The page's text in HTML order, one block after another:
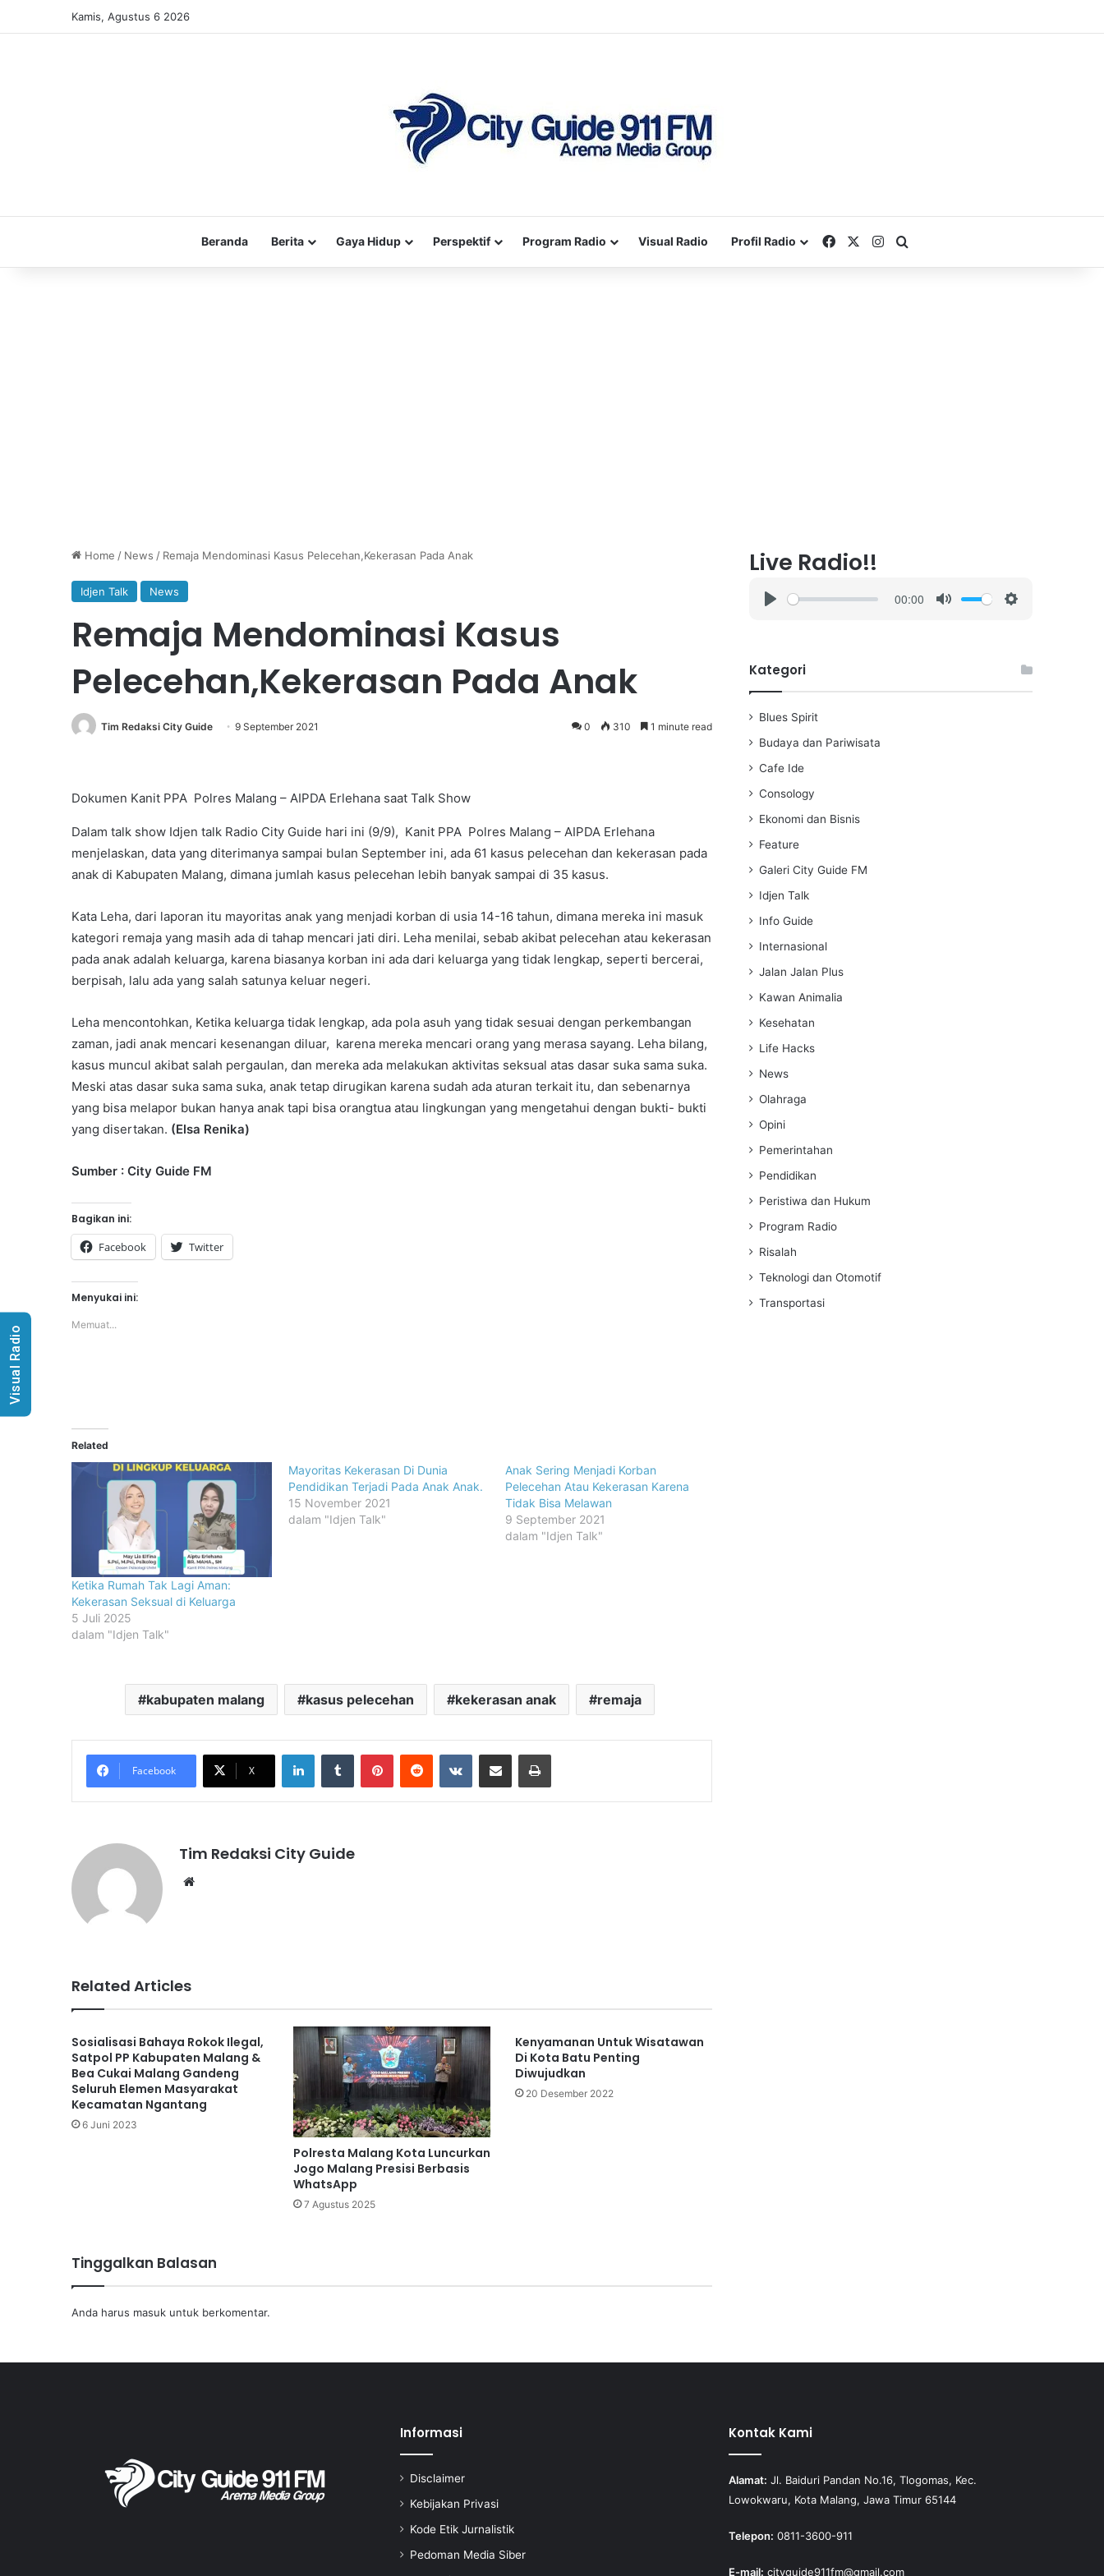
Kamis, Agustus 6 2026
Beranda Berita Gaya Hidup Perspektif Program Radio Visual Radio Profil Radio FacebookInstagram
Home / News / Remaja Mendominasi Kasus Pelecehan,Kekerasan Pada Anak
Idjen Talk News
Remaja Mendominasi Kasus
Pelecehan,Kekerasan Pada Anak
Tim Redaksi City Guide 9 September 2021 0 310 1 minute read
Dokumen Kanit PPA Polres Malang – AIPDA Erlehana saat Talk Show
Dalam talk show Idjen talk Radio City Guide hari ini (9/9), Kanit PPA Polres Malang – AIPDA Erlehana
menjelaskan, data yang diterimanya sampai bulan September ini, ada 61 kasus pelecehan dan kekerasan pada
anak di Kabupaten Malang, dimana jumlah kasus pelecehan lebih banyak sampai di 35 kasus.
Kata Leha, dari laporan itu mayoritas anak yang menjadi korban di usia 14-16 tahun, dimana mereka ini masuk
kategori remaja yang masih ada di tahap mencari jati diri. Leha menilai, sebab akibat pelecehan atau kekerasan
pada anak adalah keluarga, karena biasanya korban ini ada dari keluarga yang tidak lengkap, seperti bercerai,
berpisah, lalu ada yang salah satunya keluar negeri.
Leha mencontohkan, Ketika keluarga tidak lengkap, ada pola asuh yang tidak sesuai dengan perkembangan
zaman, jadi anak mencari kesenangan diluar, karena mereka mencari orang yang merasa sayang. Leha bilang,
kasus muncul akibat salah pergaulan, dan mereka ada melakukan aktivitas seksual atas dasar suka sama suka.
Meski atas dasar suka sama suka, anak tetap dirugikan karena sudah ada aturan terkait itu, dan sebenarnya
yang bisa melapor bukan hanya anak tapi bisa orangtua atau lingkungan yang mengetahui dengan bukti- bukti
yang disertakan. (Elsa Renika)
Sumber : City Guide FM
Bagikan ini:
Facebook Twitter
Menyukai ini:
Memuat...
Related
Ketika Rumah Tak Lagi Aman:
Kekerasan Seksual di Keluarga
5 Juli 2025
dalam "Idjen Talk"
Mayoritas Kekerasan Di Dunia
Pendidikan Terjadi Pada Anak Anak.
15 November 2021
dalam "Idjen Talk"
Anak Sering Menjadi Korban
Pelecehan Atau Kekerasan Karena
Tidak Bisa Melawan
9 September 2021
dalam "Idjen Talk"
kabupaten malang kasus pelecehan kekerasan anak remaja
Facebook X
LinkedInTumblr PinterestReddit VKontakteShare via Email Print
Tim Redaksi City Guide
Related Articles
Sosialisasi Bahaya Rokok Ilegal,
Satpol PP Kabupaten Malang &
Bea Cukai Malang Gandeng
Seluruh Elemen Masyarakat
Kecamatan Ngantang
6 Juni 2023
Polresta Malang Kota Luncurkan
Jogo Malang Presisi Berbasis
WhatsApp
7 Agustus 2025
Kenyamanan Untuk Wisatawan
Di Kota Batu Penting
Diwujudkan
20 Desember 2022
Tinggalkan Balasan
Anda harus masuk untuk berkomentar.
Live Radio!!
y
00:00
i
Kategori
Blues Spirit
Budaya dan Pariwisata
Cafe Ide
Consology
Ekonomi dan Bisnis
Feature
Galeri City Guide FM
Idjen Talk
Info Guide
Internasional
Jalan Jalan Plus
Kawan Animalia
Kesehatan
Life Hacks
News
Olahraga
Opini
Pemerintahan
Pendidikan
Peristiwa dan Hukum
Program Radio
Risalah
Teknologi dan Otomotif
Transportasi
Informasi
Disclaimer
Kebijakan Privasi
Kode Etik Jurnalistik
Pedoman Media Siber
Kontak Kami
Alamat: Jl. Baiduri Pandan No.16, Tlogomas, Kec.
Lowokwaru, Kota Malang, Jawa Timur 65144
Telepon: 0811-3600-911
E-mail: cityguide911fm@gmail.com
Visual Radio